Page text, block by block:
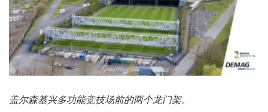
盖尔森基兴多功能竞技场前的两个龙门架。